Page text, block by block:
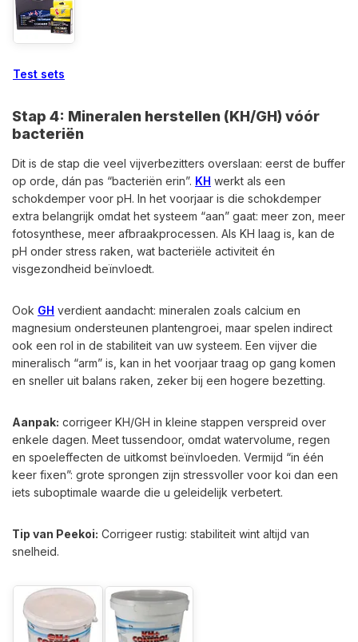
Test sets
Stap 4: Mineralen herstellen (KH/GH) vóór
bacteriën
Dit is de stap die veel vijverbezitters overslaan: eerst de buffer
op orde, dán pas “bacteriën erin”. KH werkt als een
schokdemper voor pH. In het voorjaar is die schokdemper
extra belangrijk omdat het systeem “aan” gaat: meer zon, meer
fotosynthese, meer afbraakprocessen. Als KH laag is, kan de
pH onder stress raken, wat bacteriële activiteit én
visgezondheid beïnvloedt.
Ook GH verdient aandacht: mineralen zoals calcium en
magnesium ondersteunen plantengroei, maar spelen indirect
ook een rol in de stabiliteit van uw systeem. Een vijver die
mineralisch “arm” is, kan in het voorjaar traag op gang komen
en sneller uit balans raken, zeker bij een hogere bezetting.
Aanpak: corrigeer KH/GH in kleine stappen verspreid over
enkele dagen. Meet tussendoor, omdat watervolume, regen
en spoeleffecten de uitkomst beïnvloeden. Vermijd “in één
keer fixen”: grote sprongen zijn stressvoller voor koi dan een
iets suboptimale waarde die u geleidelijk verbetert.
Tip van Peekoi: Corrigeer rustig: stabiliteit wint altijd van
snelheid.